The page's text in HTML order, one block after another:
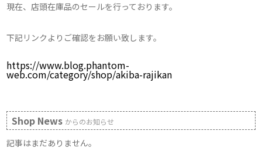
現在、店頭在庫品のセールを行っております。
下記リンクよりご確認をお願い致します。
https://www.blog.phantom-
web.com/category/shop/akiba-rajikan
Shop News からのお知らせ
記事はまだありません。